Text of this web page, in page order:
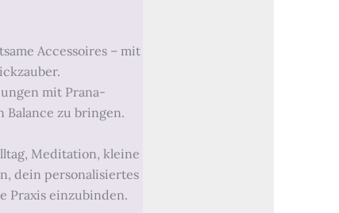
Accessoires – mit
mit Prana-
zu bringen.
Meditation, kleine
dein personalisiertes
Praxis einzubinden.